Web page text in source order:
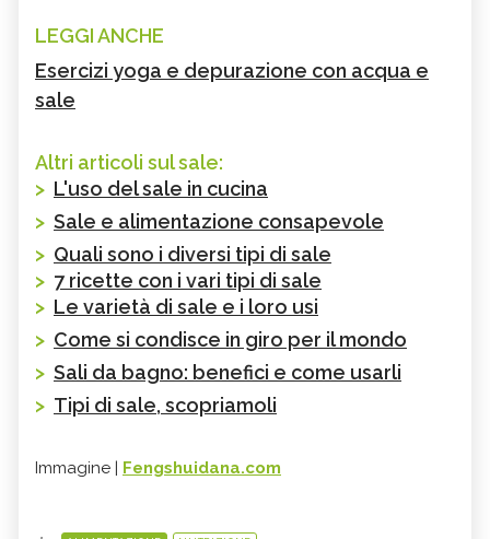
LEGGI ANCHE
Esercizi yoga e depurazione con acqua e
sale
Altri articoli sul sale:
> L'uso del sale in cucina
> Sale e alimentazione consapevole
> Quali sono i diversi tipi di sale
> 7 ricette con i vari tipi di sale
> Le varietà di sale e i loro usi
> Come si condisce in giro per il mondo
> Sali da bagno: benefici e come usarli
> Tipi di sale, scopriamoli
Immagine | Fengshuidana.com